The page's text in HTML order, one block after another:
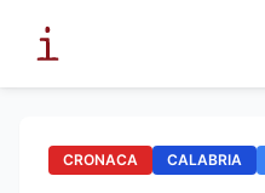
CRONACA CALABRIA